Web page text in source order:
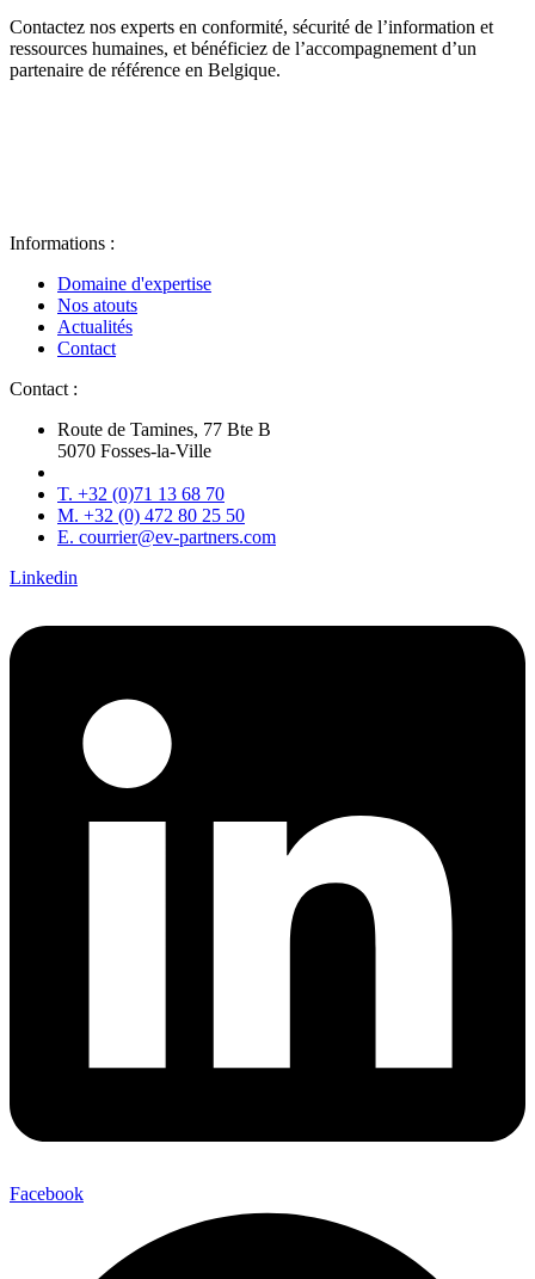
Contactez nos experts en conformité, sécurité de l’information et
ressources humaines, et bénéficiez de l’accompagnement d’un
partenaire de référence en Belgique.
Informations :
Domaine d'expertise
Nos atouts
Actualités
Contact
Contact :
Route de Tamines, 77 Bte B
5070 Fosses-la-Ville
T. +32 (0)71 13 68 70
M. +32 (0) 472 80 25 50
E. courrier@ev-partners.com
Linkedin
Facebook